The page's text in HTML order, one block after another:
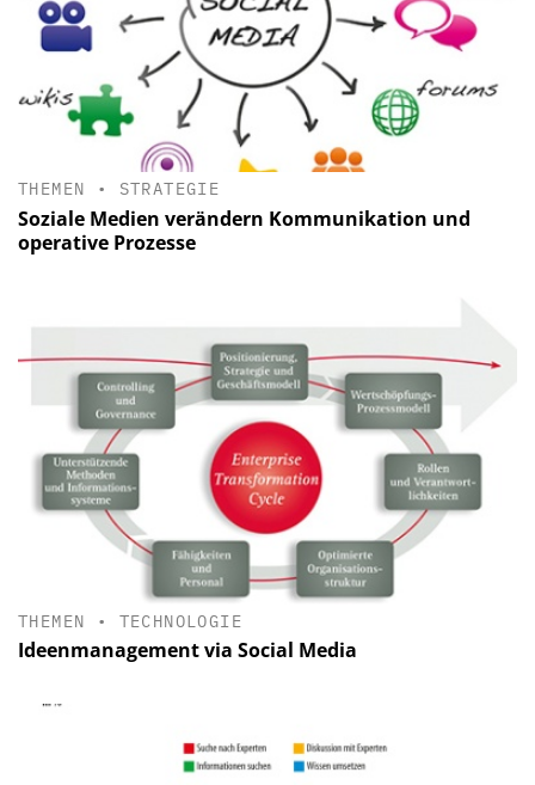
THEMEN • STRATEGIE
Soziale Medien verändern Kommunikation und
operative Prozesse
THEMEN • TECHNOLOGIE
Ideenmanagement via Social Media